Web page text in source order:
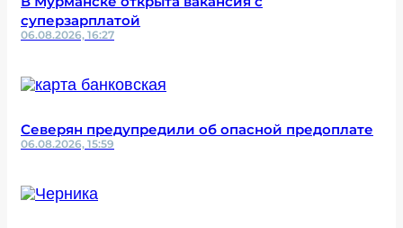
суперзарплатой
06.08.2026, 16:27
Северян предупредили об опасной предоплате
06.08.2026, 15:59